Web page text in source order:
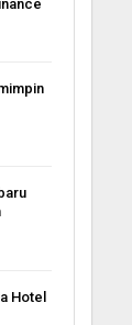
Hotel